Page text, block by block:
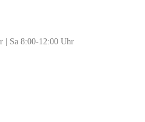
| Sa 8:00-12:00 Uhr